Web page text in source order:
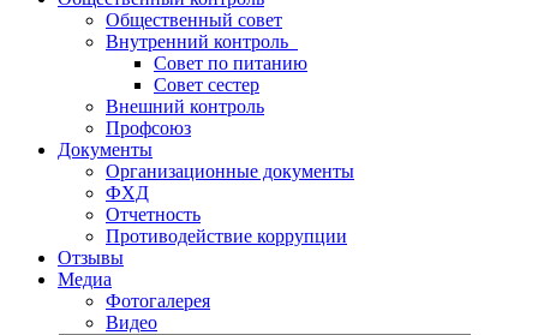
Общественный совет
Внутренний контроль
Совет по питанию
Совет сестер
Внешний контроль
Профсоюз
Документы
Организационные документы
ФХД
Отчетность
Противодействие коррупции
Отзывы
Медиа
Фотогалерея
Видео